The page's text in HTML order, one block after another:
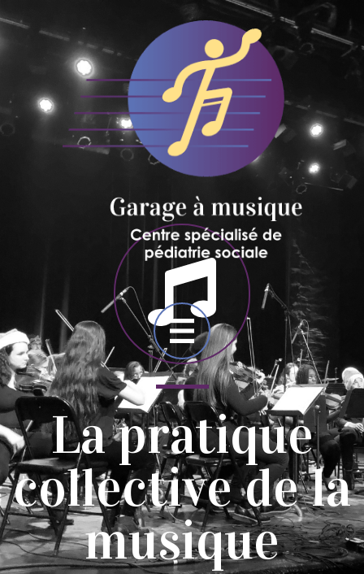
La pratique
collective de la
musique